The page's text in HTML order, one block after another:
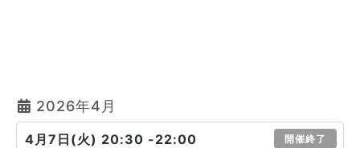
2026年4月
4月7日(火) 20:30 -22:00 開催終了